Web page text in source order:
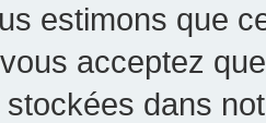
estimons que
vous acceptez
dans